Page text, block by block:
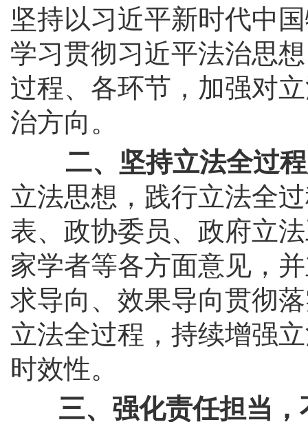
坚持以习近平新时代中
学习贯彻习近平法治思
过程、各环节，加强对
治方向。
二、坚持立法全过程
立法思想，践行立法全
表、政协委员、政府立
家学者等各方面意见，
求导向、效果导向贯彻
立法全过程，持续增强
时效性。
三、强化责任担当